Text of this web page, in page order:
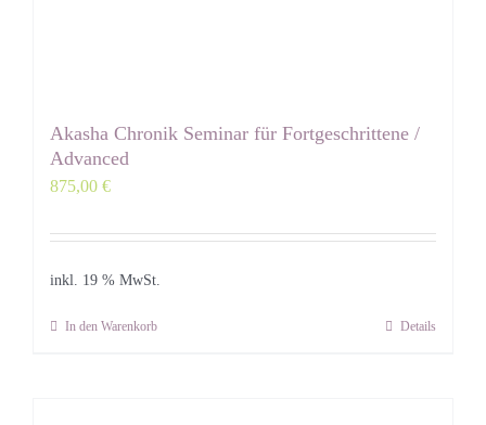
Akasha Chronik Seminar für Fortgeschrittene /
Advanced
875,00 €
inkl. 19 % MwSt.
In den Warenkorb Details